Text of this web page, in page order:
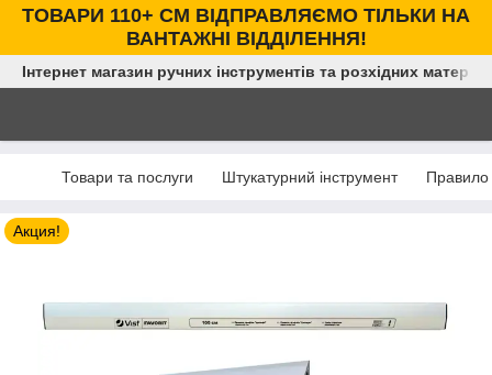
ТОВАРИ 110+ СМ ВІДПРАВЛЯЄМО ТІЛЬКИ НА
ВАНТАЖНІ ВІДДІЛЕННЯ!
Інтернет магазин ручних інструментів та розхідних
Товари та послуги Штукатурний інструмент Правило
Акция!